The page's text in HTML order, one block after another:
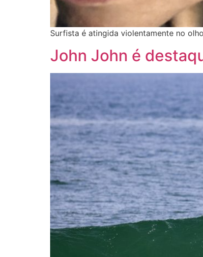
Surfista é atingida violentamente no
John John é